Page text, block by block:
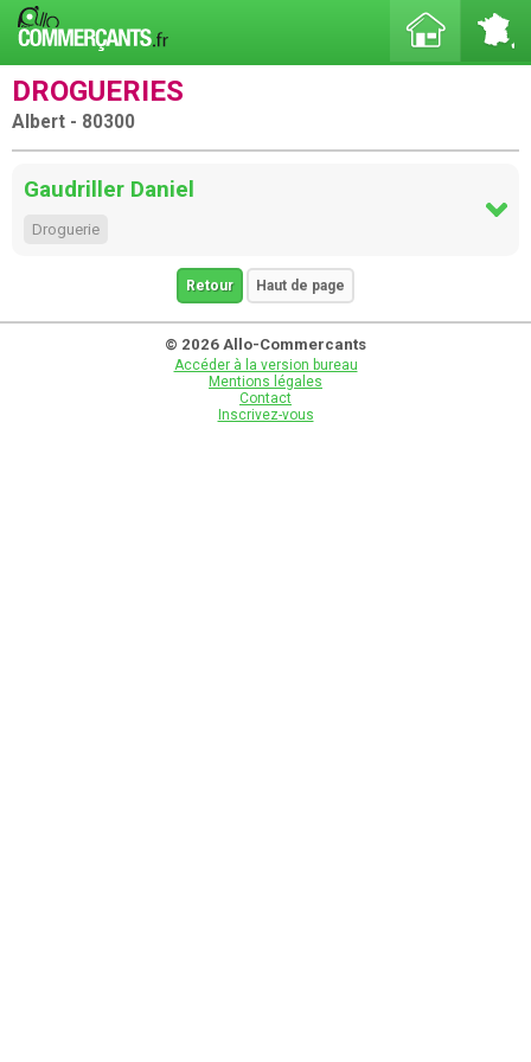
DROGUERIES
Albert - 80300
Gaudriller Daniel
Droguerie
Retour Haut de page
© 2026 Allo-Commercants
Accéder à la version bureau
Mentions légales
Contact
Inscrivez-vous